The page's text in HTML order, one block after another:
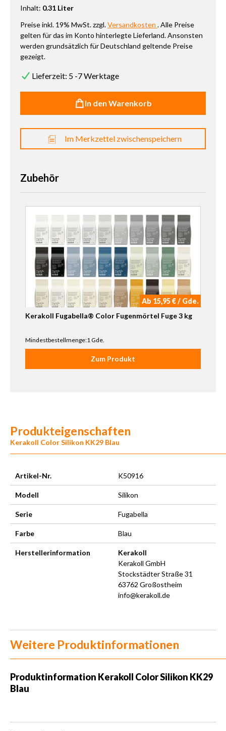
Inhalt: 0.31 Liter
Preise inkl. 19% MwSt. zzgl.Versandkosten . Alle Preise
gelten für das im Konto hinterlegte Lieferland. Ansonsten
werden grundsätzlich für Deutschland geltende Preise
gezeigt.
Lieferzeit: 5 -7 Werktage
In den Warenkorb
Im Merkzettel zwischenspeichern
Zubehör
Ab 15,95 € / Gde.
Kerakoll Fugabella® Color Fugenmörtel Fuge 3 kg
Mindestbestellmenge:1 Gde.
Zum Produkt
Produkteigenschaften
Kerakoll Color Silikon KK29 Blau
Artikel-Nr. K50916
Modell Silikon
Serie Fugabella
Farbe Blau
Herstellerinformation
Kerakoll
Kerakoll GmbH
Stockstädter Straße 31
63762 Großostheim
info@kerakoll.de
Weitere Produktinformationen
Produktinformation Kerakoll Color Silikon KK29
Blau